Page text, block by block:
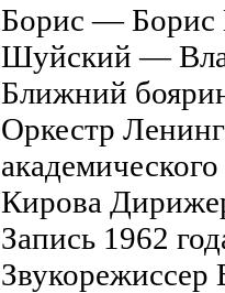
Борис — Борис
Шуйский —
Ближний
Оркестр
Кирова
Запись 1962
Звукорежиссер